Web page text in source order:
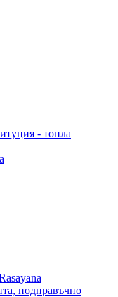
- топла
подправъчно